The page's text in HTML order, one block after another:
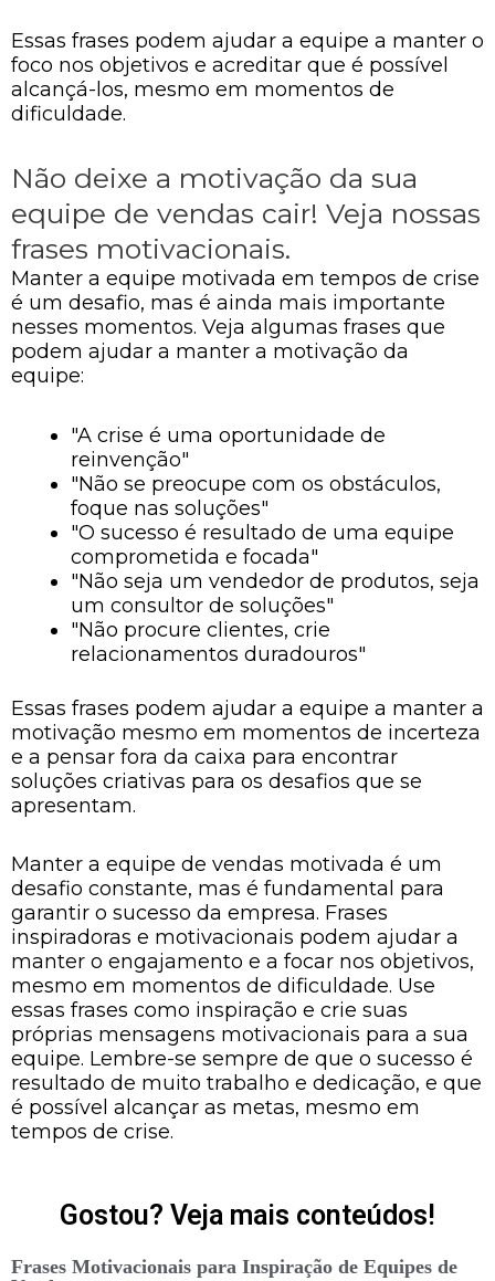
Essas frases podem ajudar a equipe a manter o
foco nos objetivos e acreditar que é possível
alcançá-los, mesmo em momentos de
dificuldade.
Não deixe a motivação da sua
equipe de vendas cair! Veja nossas
frases motivacionais.
Manter a equipe motivada em tempos de crise
é um desafio, mas é ainda mais importante
nesses momentos. Veja algumas frases que
podem ajudar a manter a motivação da
equipe:
"A crise é uma oportunidade de
reinvenção"
"Não se preocupe com os obstáculos,
foque nas soluções"
"O sucesso é resultado de uma equipe
comprometida e focada"
"Não seja um vendedor de produtos, seja
um consultor de soluções"
"Não procure clientes, crie
relacionamentos duradouros"
Essas frases podem ajudar a equipe a manter a
motivação mesmo em momentos de incerteza
e a pensar fora da caixa para encontrar
soluções criativas para os desafios que se
apresentam.
Manter a equipe de vendas motivada é um
desafio constante, mas é fundamental para
garantir o sucesso da empresa. Frases
inspiradoras e motivacionais podem ajudar a
manter o engajamento e a focar nos objetivos,
mesmo em momentos de dificuldade. Use
essas frases como inspiração e crie suas
próprias mensagens motivacionais para a sua
equipe. Lembre-se sempre de que o sucesso é
resultado de muito trabalho e dedicação, e que
é possível alcançar as metas, mesmo em
tempos de crise.
Gostou? Veja mais conteúdos!
Frases Motivacionais para Inspiração de Equipes de